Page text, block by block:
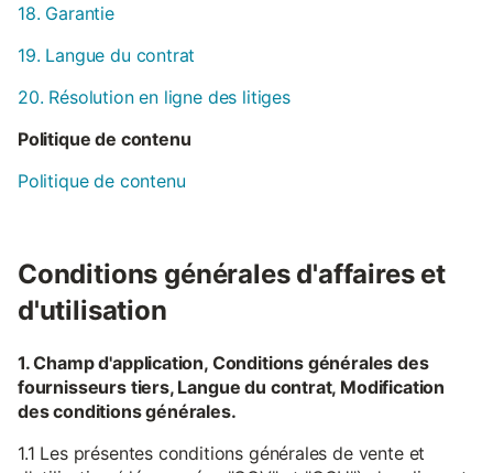
18. Garantie
19. Langue du contrat
20. Résolution en ligne des litiges
Politique de contenu
Politique de contenu
Conditions générales d'affaires et
d'utilisation
1. Champ d'application, Conditions générales des
fournisseurs tiers, Langue du contrat, Modification
des conditions générales.
1.1 Les présentes conditions générales de vente et